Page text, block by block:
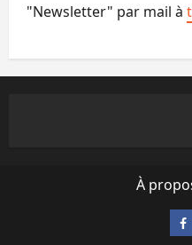
"Newsletter" par mail à
À